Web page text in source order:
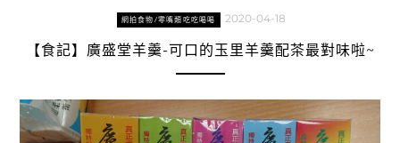
網拍食物/零嘴類吃吃喝喝 2020-04-18
【食記】廣盛堂羊羹-可口的玉里羊羹配茶最對味啦~